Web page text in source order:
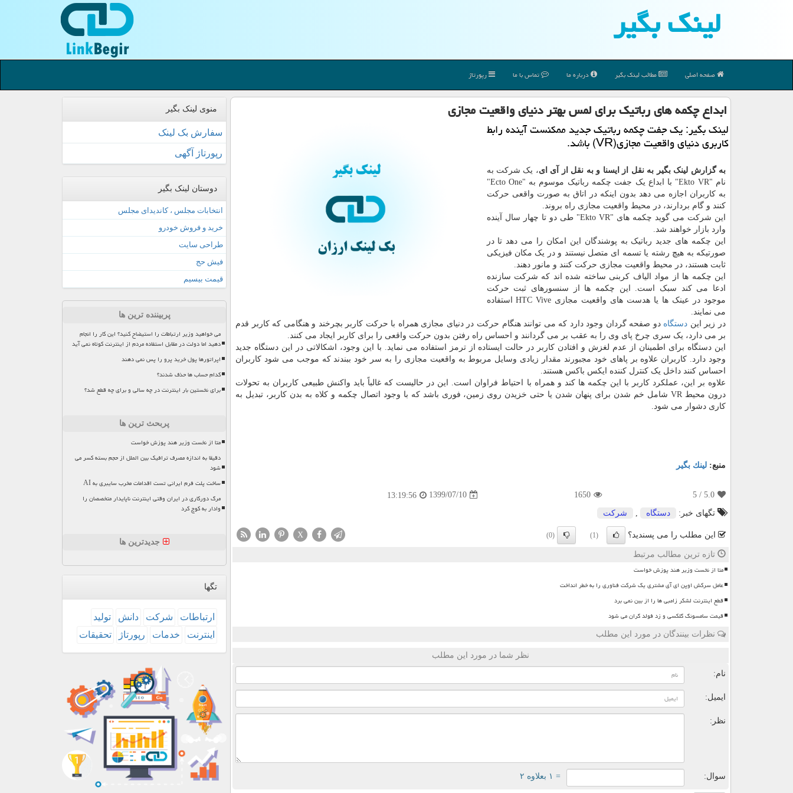
لینك بگیر
صفحه اصلی مطالب لینك بگیر درباره ما تماس با ما رپورتاژ
ابداع چكمه های رباتیك برای لمس بهتر دنیای واقعیت مجازی
لینك بگیر: یك جفت چكمه رباتیك جدید ممكنست آینده رابط
كاربری دنیای واقعیت مجازی(VR) باشد.
به گزارش لینک بگیر به نقل از ایسنا و به نقل از آی ای، یک شرکت به
نام "Ekto VR" با ابداع یک جفت چکمه رباتیک موسوم به "Ecto One"
به کاربران اجازه می دهد بدون اینکه در اتاق به صورت واقعی حرکت
کنند و گام بردارند، در محیط واقعیت مجازی راه بروند.
این شرکت می گوید چکمه های "Ekto VR" طی دو تا چهار سال آینده
وارد بازار خواهند شد.
این چکمه های جدید رباتیک به پوشندگان این امکان را می دهد تا در
صورتیکه به هیچ رشته یا تسمه ای متصل نیستند و در یک مکان فیزیکی
ثابت هستند، در محیط واقعیت مجازی حرکت کنند و مانور دهند.
این چکمه ها از مواد الیاف کربنی ساخته شده اند که شرکت سازنده
ادعا می کند سبک است. این چکمه ها از سنسورهای ثبت حرکت
موجود در عینک ها یا هدست های واقعیت مجازی HTC Vive استفاده
می نمایند.
در زیر این دستگاه دو صفحه گردان وجود دارد که می توانند هنگام حرکت در دنیای مجازی همراه با حرکت کاربر بچرخند و هنگامی که کاربر قدم
بر می دارد، یک سری چرخ پای وی را به عقب بر می گردانند و احساس راه رفتن بدون حرکت واقعی را برای کاربر ایجاد می کنند.
این دستگاه برای اطمینان از عدم لغزش و افتادن کاربر در حالت ایستاده از ترمز استفاده می نماید. با این وجود، اشکالاتی در این دستگاه جدید
وجود دارد. کاربران علاوه بر پاهای خود مجبورند مقدار زیادی وسایل مربوط به واقعیت مجازی را به سر خود ببندند که موجب می شود کاربران
احساس کنند داخل یک کنترل کننده ایکس باکس هستند.
علاوه بر این، عملکرد کاربر با این چکمه ها کند و همراه با احتیاط فراوان است. این در حالیست که غالباً باید واکنش طبیعی کاربران به تحولات
درون محیط VR شامل خم شدن برای پنهان شدن یا حتی خزیدن روی زمین، فوری باشد که با وجود اتصال چکمه و کلاه به بدن کاربر، تبدیل به
کاری دشوار می شود.
منبع: لینك بگیر
5.0
/ 5
1650
1399/07/10
13:19:56
تگهای خبر:
دستگاه شركت
این مطلب را می پسندید؟ (1)
(0)
X
تازه ترین مطالب مرتبط
متا از نخست وزیر هند پوزش خواست
عامل سرکش اوپن ای آی مشتری یک شرکت فناوری را به خطر انداخت
قطع اینترنت لشکر زامبی ها را از بین نمی برد
قیمت سامسونگ گلکسی و زد فولد گران می شود
نظرات بینندگان در مورد این مطلب
نظر شما در مورد این مطلب
نام:
ایمیل:
نظر:
سوال: = ۱ بعلاوه ۲
منوی لینک بگیر
سفارش بک لینک
رپورتاژ آگهی
دوستان لینک بگیر
انتخابات مجلس ، کاندیدای مجلس
خرید و فروش خودرو
طراحی سایت
فیش حج
قیمت بیسیم
پربیننده ترین ها
می خواهید وزیر ارتباطات را استیضاح کنید؟ این کار را انجام
دهید اما دولت در مقابل استفاده مردم از اینترنت کوتاه نمی آید
اپراتورها پول خرید پرو را پس نمی دهند
کدام حساب ها حذف شدند؟
برای نخستین بار اینترنت در چه سالی و برای چه قطع شد؟
پربحث ترین ها
متا از نخست وزیر هند پوزش خواست
دقیقا به اندازه مصرف ترافیک بین الملل از حجم بسته کسر می
شود
ساخت پلت فرم ایرانی تست اقدامات مخرب سایبری به AI
مرگ دورکاری در ایران وقتی اینترنت ناپایدار متخصصان را
وادار به کوچ کرد
جدیدترین ها
تگها
ارتباطات شركت دانش
تولید
اینترنت
خدمات رپورتاژ تحقیقات